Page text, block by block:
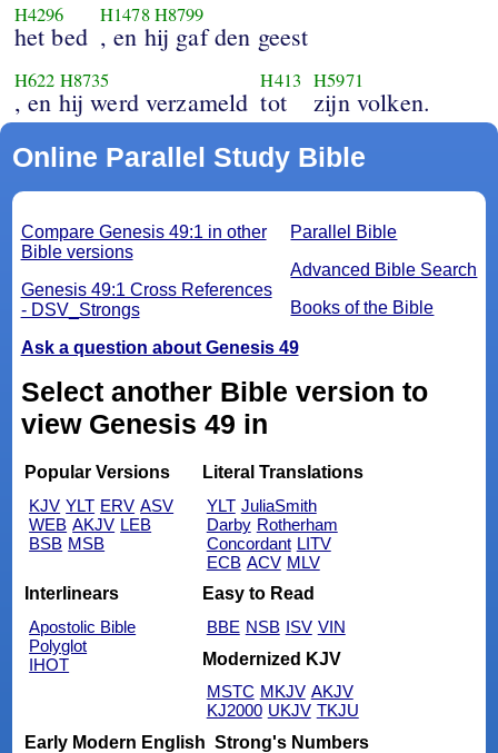
H4296
het bed
H1478H8799
, en hij gaf den geest
H622 H8735
, en hij werd verzameld
H413
tot
H5971
zijn volken.
Online Parallel Study Bible
Parallel Bible
Advanced Bible Search
Books of the Bible
Compare Genesis 49:1 in other
Bible versions
Genesis 49:1 Cross References
- DSV_Strongs
Ask a question about Genesis 49
Select another Bible version to
view Genesis 49 in
Popular Versions
KJV YLT ERV ASV
WEB AKJV LEB
BSB MSB
Literal Translations
YLT JuliaSmith
Darby Rotherham
Concordant LITV
ECB ACV MLV
Interlinears
Apostolic Bible
Polyglot
IHOT
Easy to Read
BBE NSB ISV VIN
Modernized KJV
MSTC MKJV AKJV
KJ2000 UKJV TKJU
Early Modern English Strong's Numbers